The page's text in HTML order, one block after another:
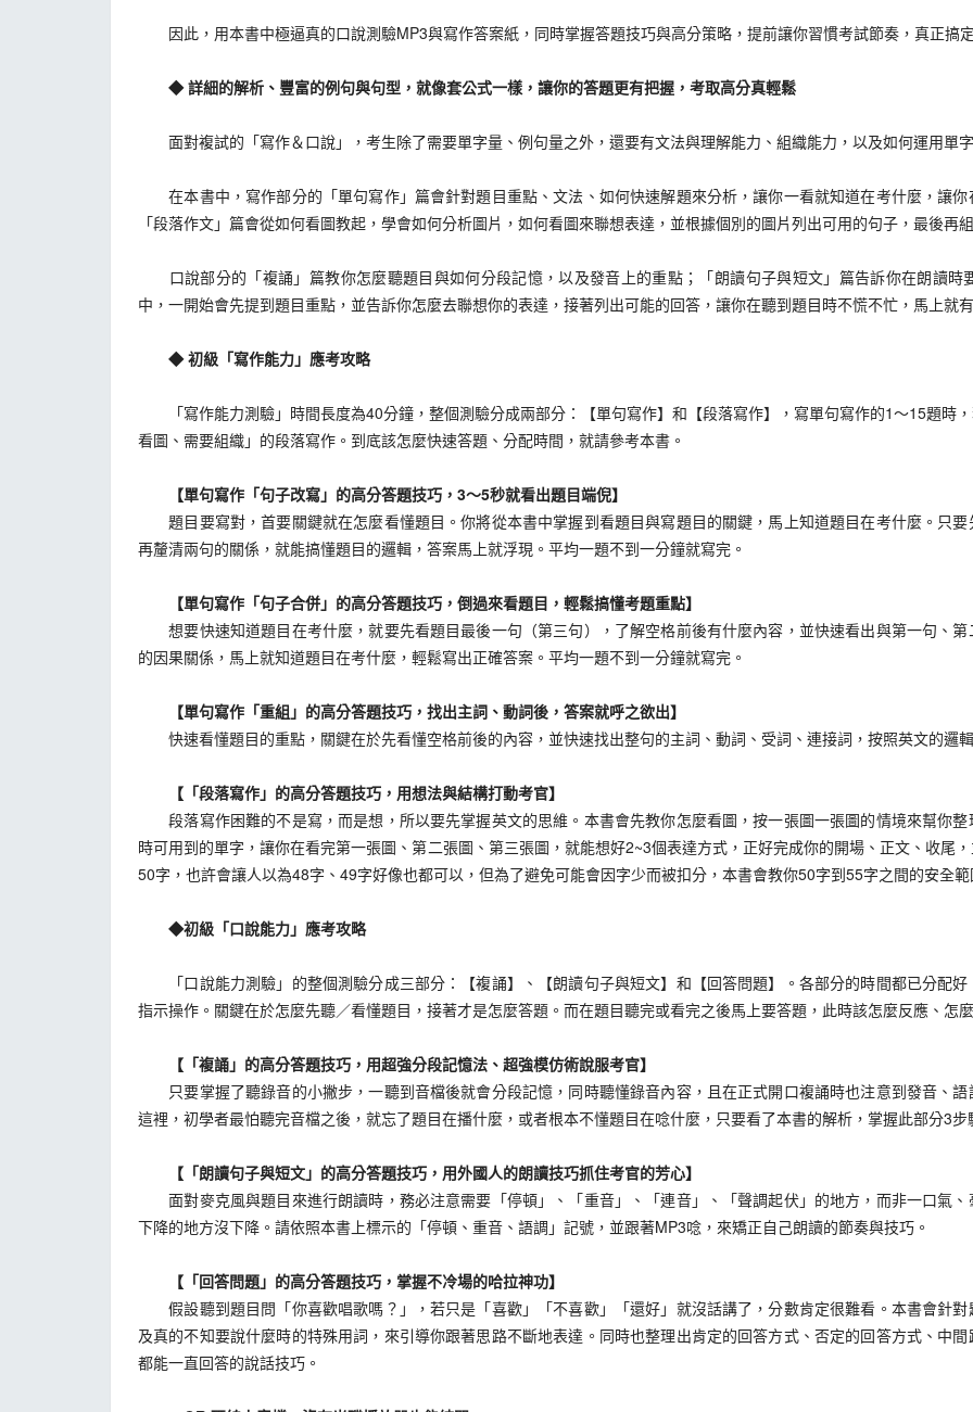
因此，用本書中極逼真的口說測驗MP3與寫作答案紙，同時掌握答題技巧與高分策略，提前讓你習慣考試節奏，真正搞
◆ 詳細的解析、豐富的例句與句型，就像套公式一樣，讓你的答題更有把握，考取高分真輕鬆
面對複試的「寫作＆口說」，考生除了需要單字量、例句量之外，還要有文法與理解能力、組織能力，以及如何運用單
在本書中，寫作部分的「單句寫作」篇會針對題目重點、文法、如何快速解題來分析，讓你一看就知道在考什麼，讓
「段落作文」篇會從如何看圖教起，學會如何分析圖片，如何看圖來聯想表達，並根據個別的圖片列出可用的句子，最後再
口說部分的「複誦」篇教你怎麼聽題目與如何分段記憶，以及發音上的重點；「朗讀句子與短文」篇告訴你在朗讀時
中，一開始會先提到題目重點，並告訴你怎麼去聯想你的表達，接著列出可能的回答，讓你在聽到題目時不慌不忙，馬上就
◆ 初級「寫作能力」應考攻略
「寫作能力測驗」時間長度為40分鐘，整個測驗分成兩部分：【單句寫作】和【段落寫作】，寫單句寫作的1～15題時
看圖、需要組織」的段落寫作。到底該怎麼快速答題、分配時間，就請參考本書。
【單句寫作「句子改寫」的高分答題技巧，3～5秒就看出題目端倪】
題目要寫對，首要關鍵就在怎麼看懂題目。你將從本書中掌握到看題目與寫題目的關鍵，馬上知道題目在考什麼。只
再釐清兩句的關係，就能搞懂題目的邏輯，答案馬上就浮現。平均一題不到一分鐘就寫完。
【單句寫作「句子合併」的高分答題技巧，倒過來看題目，輕鬆搞懂考題重點】
想要快速知道題目在考什麼，就要先看題目最後一句（第三句），了解空格前後有什麼內容，並快速看出與第一句、
的因果關係，馬上就知道題目在考什麼，輕鬆寫出正確答案。平均一題不到一分鐘就寫完。
【單句寫作「重組」的高分答題技巧，找出主詞、動詞後，答案就呼之欲出】
快速看懂題目的重點，關鍵在於先看懂空格前後的內容，並快速找出整句的主詞、動詞、受詞、連接詞，按照英文的邏
【「段落寫作」的高分答題技巧，用想法與結構打動考官】
段落寫作困難的不是寫，而是想，所以要先掌握英文的思維。本書會先教你怎麼看圖，按一張圖一張圖的情境來幫你
時可用到的單字，讓你在看完第一張圖、第二張圖、第三張圖，就能想好2~3個表達方式，正好完成你的開場、正文、收尾
50字，也許會讓人以為48字、49字好像也都可以，但為了避免可能會因字少而被扣分，本書會教你50字到55字之間的安全
◆初級「口說能力」應考攻略
「口說能力測驗」的整個測驗分成三部分：【複誦】、【朗讀句子與短文】和【回答問題】。各部分的時間都已分配
指示操作。關鍵在於怎麼先聽／看懂題目，接著才是怎麼答題。而在題目聽完或看完之後馬上要答題，此時該怎麼反應、怎
【「複誦」的高分答題技巧，用超強分段記憶法、超強模仿術說服考官】
只要掌握了聽錄音的小撇步，一聽到音檔後就會分段記憶，同時聽懂錄音內容，且在正式開口複誦時也注意到發音、
這裡，初學者最怕聽完音檔之後，就忘了題目在播什麼，或者根本不懂題目在唸什麼，只要看了本書的解析，掌握此部分3
【「朗讀句子與短文」的高分答題技巧，用外國人的朗讀技巧抓住考官的芳心】
面對麥克風與題目來進行朗讀時，務必注意需要「停頓」、「重音」、「連音」、「聲調起伏」的地方，而非一口氣
下降的地方沒下降。請依照本書上標示的「停頓、重音、語調」記號，並跟著MP3唸，來矯正自己朗讀的節奏與技巧。
【「回答問題」的高分答題技巧，掌握不冷場的哈拉神功】
假設聽到題目問「你喜歡唱歌嗎？」，若只是「喜歡」「不喜歡」「還好」就沒話講了，分數肯定很難看。本書會針
及真的不知要說什麼時的特殊用詞，來引導你跟著思路不斷地表達。同時也整理出肯定的回答方式、否定的回答方式、中
都能一直回答的說話技巧。